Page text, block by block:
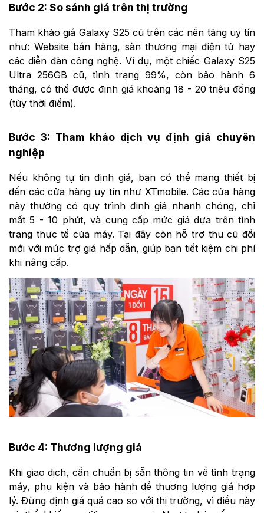
Bước 2: So sánh giá trên thị trường
Tham khảo giá Galaxy S25 cũ trên các nền tảng uy tín
như: Website bán hàng, sàn thương mại điện tử hay
các diễn đàn công nghệ. Ví dụ, một chiếc Galaxy S25
Ultra 256GB cũ, tình trạng 99%, còn bảo hành 6
tháng, có thể được định giá khoảng 18 - 20 triệu đồng
(tùy thời điểm).
Bước 3: Tham khảo dịch vụ định giá chuyên
nghiệp
Nếu không tự tin định giá, bạn có thể mang thiết bị
đến các cửa hàng uy tín như XTmobile. Các cửa hàng
này thường có quy trình định giá nhanh chóng, chỉ
mất 5 - 10 phút, và cung cấp mức giá dựa trên tình
trạng thực tế của máy. Tại đây còn hỗ trợ thu cũ đổi
mới với mức trợ giá hấp dẫn, giúp bạn tiết kiệm chi phí
khi nâng cấp.
Bước 4: Thương lượng giá
Khi giao dịch, cần chuẩn bị sẵn thông tin về tình trạng
máy, phụ kiện và bảo hành để thương lượng giá hợp
lý. Đừng định giá quá cao so với thị trường, vì điều này